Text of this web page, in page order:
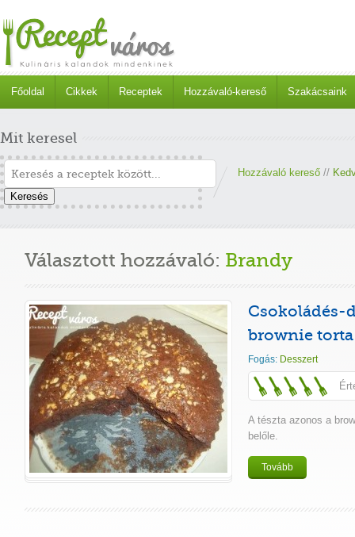
Főoldal Cikkek Receptek Hozzávaló-kereső Szakácsaink
Mit keresel
Keresés
Hozzávaló kereső //
Választott hozzávaló: Brandy
Csokoládés-
brownie torta
Fogás: Desszert
A tészta azonos a
belőle.
Tovább